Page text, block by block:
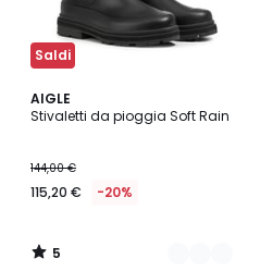
Saldi
AIGLE
Stivaletti da pioggia Soft Rain
144,00 €
115,20 € -20%
5
/
2
Colori
5
/